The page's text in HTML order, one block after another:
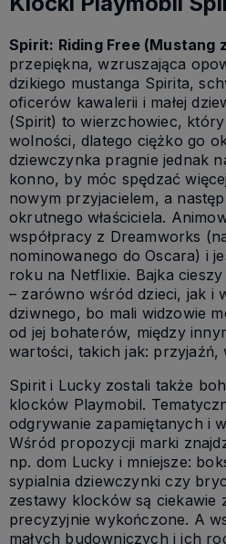
Spirit: Riding Free (Mustang
przepiękna, wzruszająca
dzikiego mustanga Spirita,
oficerów kawalerii i małej
(Spirit) to wierzchowiec,
wolności, dlatego ciężko go
dziewczynka pragnie jednak
konno, by móc spędzać
nowym przyjacielem, a
okrutnego właściciela.
współpracy z Dreamworks
nominowanego do Oscara) i
roku na Netflixie. Bajka
– zarówno wśród dzieci, jak i
dziwnego, bo mali widzowie
od jej bohaterów, między
wartości, takich jak: przyjaźń,
Spirit i Lucky zostali także
klocków Playmobil.
odgrywanie zapamiętanych i
Wśród propozycji marki
np. dom Lucky i mniejsze:
sypialnia dziewczynki czy
zestawy klocków są ciekawie
precyzyjnie wykończone. A
małych budowniczych i ich